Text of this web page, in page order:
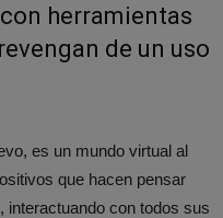
herramientas
de un uso
es un mundo virtual al
que hacen pensar
interactuando con todos sus